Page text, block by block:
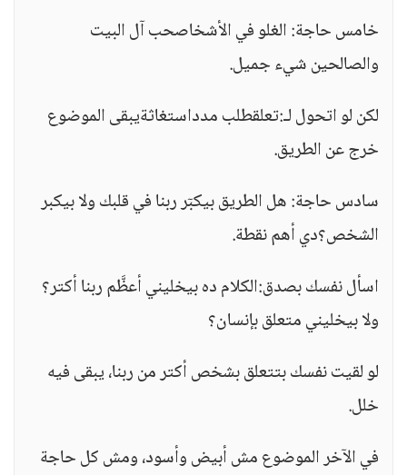
خامس حاجة: الغلو في الأشخاصحب آل البيت
والصالحين شيء جميل.
لكن لو اتحول لـ:تعلقطلب مدداستغاثةيبقى الموضوع
خرج عن الطريق.
سادس حاجة: هل الطريق بيكبٓر ربنا في قلبك ولا بيكبر
الشخص؟دي أهم نقطة.
اسأل نفسك بصدق:الكلام ده بيخليني أعظَّم ربنا أكتر؟
ولا بيخليني متعلق بإنسان؟
لو لقيت نفسك بتتعلق بشخص أكتر من ربنا، يبقى فيه
خلل.
في الآخر الموضوع مش أبيض وأسود، ومش كل حاجة